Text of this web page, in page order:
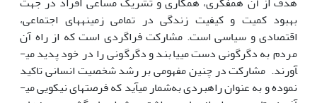
بهبود کمیت و کیفیت زندگی در تمامی زمینه­های اجتماعی،
اقتصادی و سیاسی است. مشارکت فراگردی است که از راه آن
مردم به دگرگونی دست می­یابند و دگرگونی را در خود پدید می­
آورند. مشارکت در چنین مفهومی بر رشد شخصیت انسانی تاکید
نموده و به عنوان راهبردی به‌شمار می­آید که فرصت­های نیکویی می­